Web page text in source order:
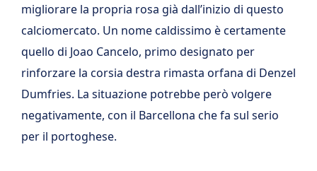
migliorare la propria rosa già dall’inizio di questo
calciomercato. Un nome caldissimo è certamente
quello di Joao Cancelo, primo designato per
rinforzare la corsia destra rimasta orfana di Denzel
Dumfries. La situazione potrebbe però volgere
negativamente, con il Barcellona che fa sul serio
per il portoghese.